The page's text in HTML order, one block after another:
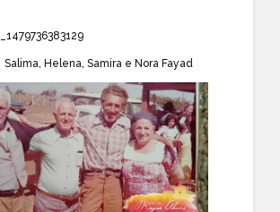
Salima, Helena, Samira e Nora Fayad